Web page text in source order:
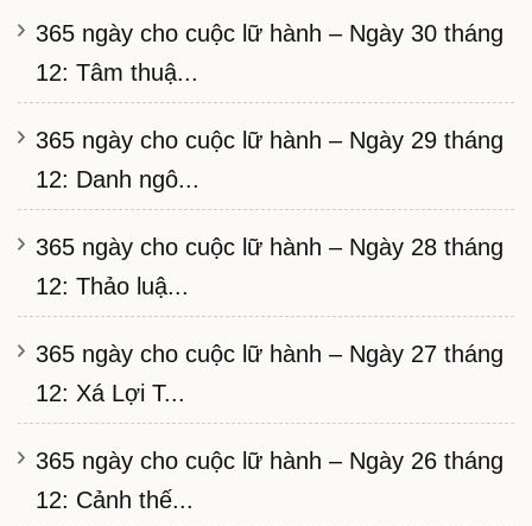
365 ngày cho cuộc lữ hành – Ngày 30 tháng
12: Tâm thuậ...
365 ngày cho cuộc lữ hành – Ngày 29 tháng
12: Danh ngô...
365 ngày cho cuộc lữ hành – Ngày 28 tháng
12: Thảo luậ...
365 ngày cho cuộc lữ hành – Ngày 27 tháng
12: Xá Lợi T...
365 ngày cho cuộc lữ hành – Ngày 26 tháng
12: Cảnh thế...